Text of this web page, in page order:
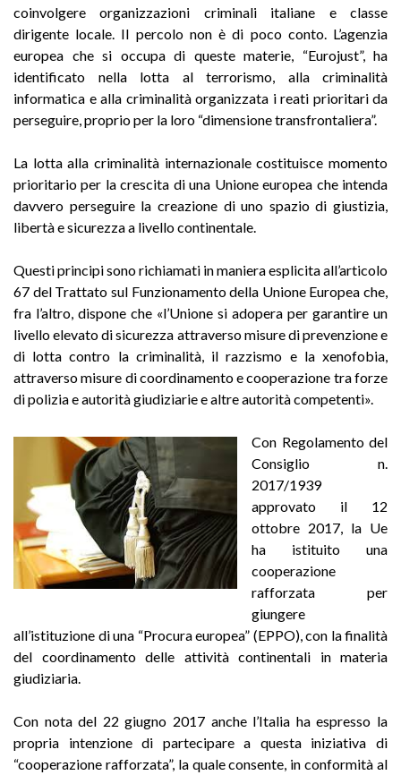
coinvolgere organizzazioni criminali italiane e classe
dirigente locale. Il percolo non è di poco conto. L’agenzia
europea che si occupa di queste materie, “Eurojust”, ha
identificato nella lotta al terrorismo, alla criminalità
informatica e alla criminalità organizzata i reati prioritari da
perseguire, proprio per la loro “dimensione transfrontaliera”.
La lotta alla criminalità internazionale costituisce momento
prioritario per la crescita di una Unione europea che intenda
davvero perseguire la creazione di uno spazio di giustizia,
libertà e sicurezza a livello continentale.
Questi principi sono richiamati in maniera esplicita all’articolo
67 del Trattato sul Funzionamento della Unione Europea che,
fra l’altro, dispone che «l’Unione si adopera per garantire un
livello elevato di sicurezza attraverso misure di prevenzione e
di lotta contro la criminalità, il razzismo e la xenofobia,
attraverso misure di coordinamento e cooperazione tra forze
di polizia e autorità giudiziarie e altre autorità competenti».
Con Regolamento del
Consiglio n.
2017/1939
approvato il 12
ottobre 2017, la Ue
ha istituito una
cooperazione
rafforzata per
giungere
all’istituzione di una “Procura europea” (EPPO), con la finalità
del coordinamento delle attività continentali in materia
giudiziaria.
Con nota del 22 giugno 2017 anche l’Italia ha espresso la
propria intenzione di partecipare a questa iniziativa di
“cooperazione rafforzata”, la quale consente, in conformità al